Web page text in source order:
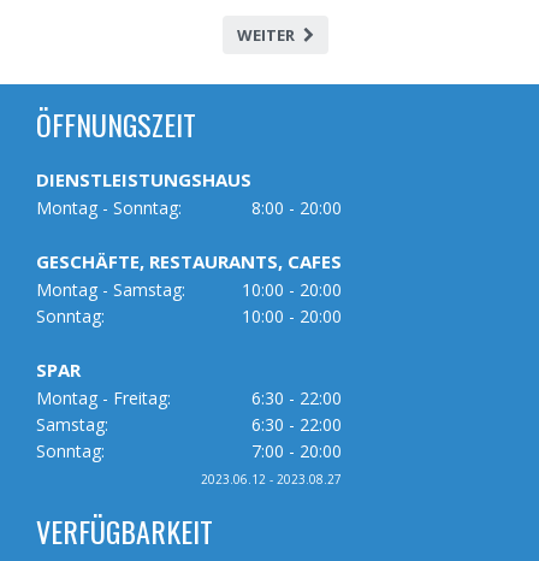
WEITER
ÖFFNUNGSZEIT
DIENSTLEISTUNGSHAUS
Montag - Sonntag: 8:00 - 20:00
GESCHÄFTE, RESTAURANTS, CAFES
Montag - Samstag:
10:00 - 20:00
Sonntag:
10:00 - 20:00
SPAR
Montag - Freitag:
6:30 - 22:00
Samstag:
6:30 - 22:00
Sonntag:
7:00 - 20:00
2023.06.12 - 2023.08.27
VERFÜGBARKEIT